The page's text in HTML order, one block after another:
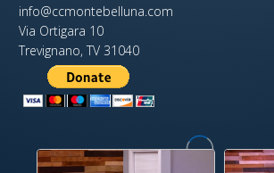
info@ccmontebelluna.com
Via Ortigara 10
Trevignano, TV 31040